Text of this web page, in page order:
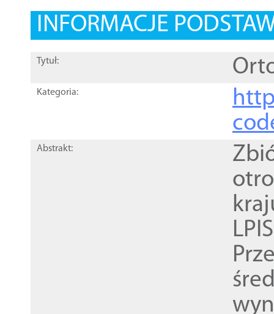
INFORMACJE
Tytuł:
Kategoria:
Abstrakt: